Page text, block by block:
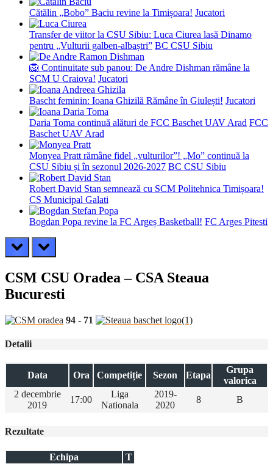
Cătălin „Bobo” Baciu revine la Timișoara! Jucatori
Transfer de viitor la CSU Sibiu: Luca Ciurea lasă Dinamo
pentru „Vulturii galben-albaștri” BC CSU Sibiu
🦁 Continuitate sub panou: De Andre Dishman rămâne la
SCM U Craiova! Jucatori
Bascht feminin: Ioana Ghizilă Rămâne în Giulești! Jucatori
Daria Toma continuă alături de FCC Baschet UAV Arad FCC
Baschet UAV Arad
Monyea Pratt rămâne fidel „vulturilor”! „Mo” continuă la
CSU Sibiu și în sezonul 2026-2027 BC CSU Sibiu
Robert David Stan semnează cu SCM Politehnica Timișoara!
CS Municipal Galati
Bogdan Popa revine la FC Argeș Basketball! FC Arges Pitesti
prev next
CSM CSU Oradea – CSA Steaua
Bucuresti
94 - 71
Detalii
Data Ora Competiție Sezon Etapa
Grupa
valorica
2 decembrie
2019
17:00
Liga
Nationala
2019-
2020
8 B
Rezultate
Echipa
T